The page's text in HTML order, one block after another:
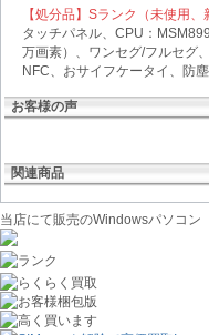
【処分品】Sランク（未使用
タッチパネル、CPU：
万画素）、ワンセグ/フルセグ
NFC、おサイフケータイ、防
お客様の声
関連商品
当店にて販売のWindowsパソコン